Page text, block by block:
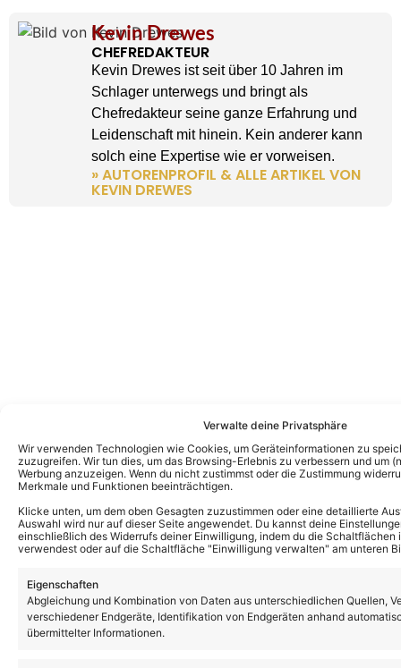
Verwalte deine Privatsphäre
Wir verwenden Technologien wie Cookies, um Geräteinformationen zu
zuzugreifen. Wir tun dies, um das Browsing-Erlebnis zu verbessern und um
Werbung anzuzeigen. Wenn du nicht zustimmst oder die Zustimmung
Merkmale und Funktionen beeinträchtigen.
Klicke unten, um dem oben Gesagten zuzustimmen oder eine detaillierte
Auswahl wird nur auf dieser Seite angewendet. Du kannst deine
einschließlich des Widerrufs deiner Einwilligung, indem du die
verwendest oder auf die Schaltfläche "Einwilligung verwalten" am unteren
Eigenschaften
Abgleichung und Kombination von Daten aus unterschiedlichen Quellen,
verschiedener Endgeräte, Identifikation von Endgeräten anhand
übermittelter Informationen.
Kevin Drewes
CHEFREDAKTEUR
Kevin Drewes ist seit über 10 Jahren im
Schlager unterwegs und bringt als
Chefredakteur seine ganze Erfahrung und
Leidenschaft mit hinein. Kein anderer kann
solch eine Expertise wie er vorweisen.
» AUTORENPROFIL & ALLE ARTIKEL VON
KEVIN DREWES
Das könnte Euch auch interessieren: